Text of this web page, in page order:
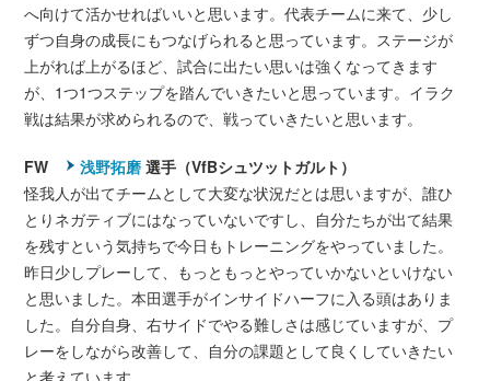
へ向けて活かせればいいと思います。代表チームに来て、少し
ずつ自身の成長にもつなげられると思っています。ステージが
上がれば上がるほど、試合に出たい思いは強くなってきます
が、1つ1つステップを踏んでいきたいと思っています。イラク
戦は結果が求められるので、戦っていきたいと思います。
FW 浅野拓磨 選手（VfBシュツットガルト）
怪我人が出てチームとして大変な状況だとは思いますが、誰ひ
とりネガティブにはなっていないですし、自分たちが出て結果
を残すという気持ちで今日もトレーニングをやっていました。
昨日少しプレーして、もっともっとやっていかないといけない
と思いました。本田選手がインサイドハーフに入る頭はありま
した。自分自身、右サイドでやる難しさは感じていますが、プ
レーをしながら改善して、自分の課題として良くしていきたい